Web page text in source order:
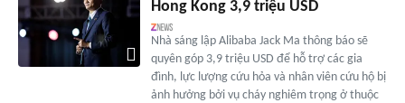
Hong Kong 3,9 triệu USD
Nhà sáng lập Alibaba Jack Ma thông báo sẽ
quyên góp 3,9 triệu USD để hỗ trợ các gia
đình, lực lượng cứu hỏa và nhân viên cứu hộ bị
ảnh hưởng bởi vụ cháy nghiêm trọng ở thuộc